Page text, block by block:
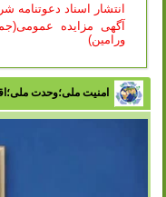
انتشار اسناد
آگهی مزایده
ورامین)
امنیت ملی؛وحدت